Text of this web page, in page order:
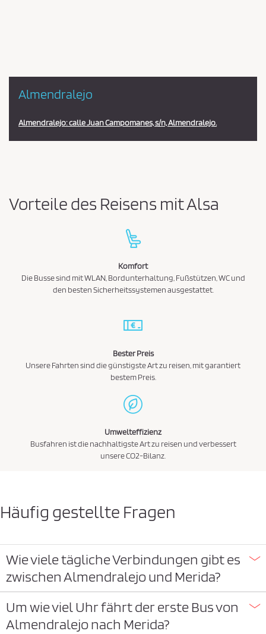
Almendralejo
Almendralejo: calle Juan Campomanes, s/n, Almendralejo.
Vorteile des Reisens mit Alsa
Komfort
Die Busse sind mit WLAN, Bordunterhaltung, Fußstützen, WC und
den besten Sicherheitssystemen ausgestattet.
Bester Preis
Unsere Fahrten sind die günstigste Art zu reisen, mit garantiert
bestem Preis.
Umwelteffizienz
Busfahren ist die nachhaltigste Art zu reisen und verbessert
unsere CO2-Bilanz.
Häufig gestellte Fragen
Wie viele tägliche Verbindungen gibt es
zwischen Almendralejo und Merida?
Um wie viel Uhr fährt der erste Bus von
Almendralejo nach Merida?